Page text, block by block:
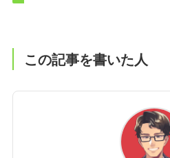
この記事を書いた人